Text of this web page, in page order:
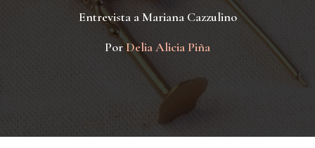
Entrevista a Mariana Cazzulino
PorDelia Alicia Piña